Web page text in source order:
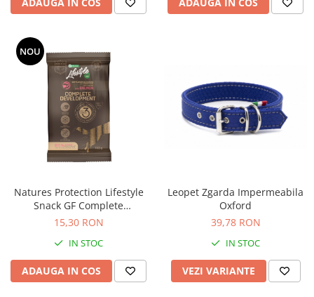
NOU
Natures Protection Lifestyle
Snack GF Complete
Development pentru Catei
15,30 RON
IN STOC
ADAUGA IN COS
Leopet Zgarda Impermeabila
Oxford
39,78 RON
IN STOC
VEZI VARIANTE